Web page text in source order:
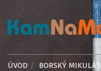
ÚVOD BORSKÝ MIKULÁŠ